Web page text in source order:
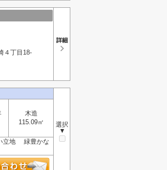
４丁目18-
選択
▼
木造
115.09㎡
立地 緑豊かな